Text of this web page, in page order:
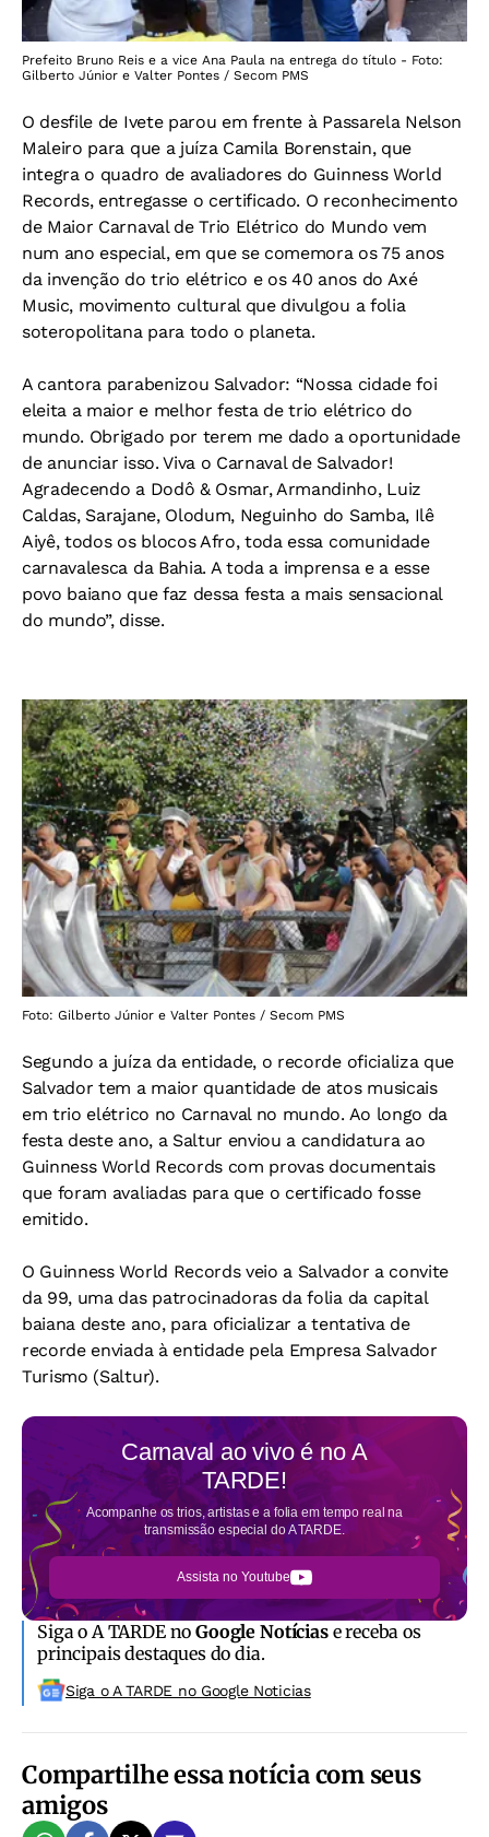
Prefeito Bruno Reis e a vice Ana Paula na entrega do título - Foto:
Gilberto Júnior e Valter Pontes / Secom PMS
O desfile de Ivete parou em frente à Passarela Nelson
Maleiro para que a juíza Camila Borenstain, que
integra o quadro de avaliadores do Guinness World
Records, entregasse o certificado. O reconhecimento
de Maior Carnaval de Trio Elétrico do Mundo vem
num ano especial, em que se comemora os 75 anos
da invenção do trio elétrico e os 40 anos do Axé
Music, movimento cultural que divulgou a folia
soteropolitana para todo o planeta.
A cantora parabenizou Salvador: “Nossa cidade foi
eleita a maior e melhor festa de trio elétrico do
mundo. Obrigado por terem me dado a oportunidade
de anunciar isso. Viva o Carnaval de Salvador!
Agradecendo a Dodô & Osmar, Armandinho, Luiz
Caldas, Sarajane, Olodum, Neguinho do Samba, Ilê
Aiyê, todos os blocos Afro, toda essa comunidade
carnavalesca da Bahia. A toda a imprensa e a esse
povo baiano que faz dessa festa a mais sensacional
do mundo”, disse.
Foto: Gilberto Júnior e Valter Pontes / Secom PMS
Segundo a juíza da entidade, o recorde oficializa que
Salvador tem a maior quantidade de atos musicais
em trio elétrico no Carnaval no mundo. Ao longo da
festa deste ano, a Saltur enviou a candidatura ao
Guinness World Records com provas documentais
que foram avaliadas para que o certificado fosse
emitido.
O Guinness World Records veio a Salvador a convite
da 99, uma das patrocinadoras da folia da capital
baiana deste ano, para oficializar a tentativa de
recorde enviada à entidade pela Empresa Salvador
Turismo (Saltur).
Carnaval ao vivo é noA
TARDE!
Acompanhe os trios, artistas e a folia em tempo real na
transmissão especial do A TARDE.
Assista no Youtube
Siga o A TARDE noGoogle Notíciase receba os
principais destaques do dia.
Siga o A TARDE no Google Noticias
Compartilhe essa notícia com seus
amigos